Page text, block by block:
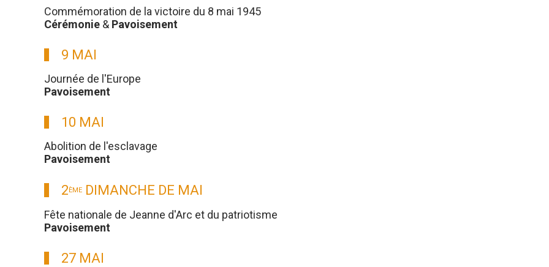
Commémoration de la victoire du 8 mai 1945
Cérémonie & Pavoisement
9 MAI
Journée de l'Europe
Pavoisement
10 MAI
Abolition de l'esclavage
Pavoisement
2ÈME DIMANCHE DE MAI
Fête nationale de Jeanne d'Arc et du patriotisme
Pavoisement
27 MAI